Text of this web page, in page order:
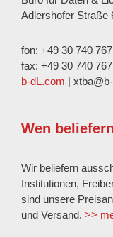
Adlershofer Straße
fon: +49 30 740
fax: +49 30 740
b-dL.com |
Wen
Wir beliefern
Institutionen,
sind unsere
und Versand. >>